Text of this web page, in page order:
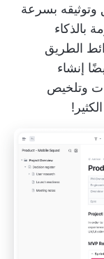
وتوثيقه بسرعة
بالذكاء
الطريق
إنشاء
وتلخيص